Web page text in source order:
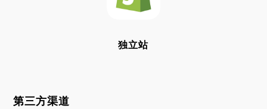
独立站
第三方渠道